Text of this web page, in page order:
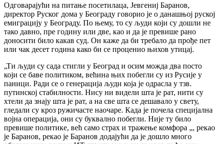
Одговарајући на питање посетилаца, Јевгениј Баранов,
директор Руског дома у Београду говорио је о данашњој руској
емиграцију у Београду. По њему, то су људи који су дошли не
тако давно, пре годину или две, као и да је превише рано
доносити било какав суд. Он каже да би требало да прође пет
или чак десет година како би се проценио њихов утицај.
„Ти људи су сада стигли у Београд и осим можда два посто
који се баве политиком, већина њих побегли су из Русије у
паници. Ради се о генерација људи која је одрасла у тзв.
путинској стабилности. Нису ни видели шта је рат, нити су
хтели да знају шта је рат, а на све шта се дешавало у свету,
гледали су кроз ружичасте наочаре. Када је почела специјална
војна операција, они су буквално побегли. Није ту било
превише политике, већ само страх и тражење комфора „, рекао
је Баранов, рекао је Баранов додајући да је дошло много